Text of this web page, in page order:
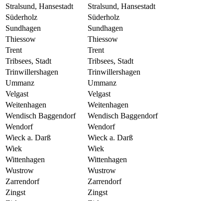
Stralsund, Hansestadt
Stralsund, Hansestadt
Süderholz
Süderholz
Sundhagen
Sundhagen
Thiessow
Thiessow
Trent
Trent
Tribsees, Stadt
Tribsees, Stadt
Trinwillershagen
Trinwillershagen
Ummanz
Ummanz
Velgast
Velgast
Weitenhagen
Weitenhagen
Wendisch Baggendorf
Wendisch Baggendorf
Wendorf
Wendorf
Wieck a. Darß
Wieck a. Darß
Wiek
Wiek
Wittenhagen
Wittenhagen
Wustrow
Wustrow
Zarrendorf
Zarrendorf
Zingst
Zingst